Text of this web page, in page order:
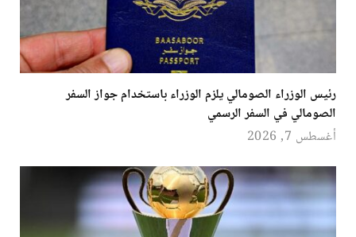
رئيس الوزراء الصومالي يلزم الوزراء باستخدام جواز السفر
الصومالي في السفر الرسمي
أغسطس 7, 2026